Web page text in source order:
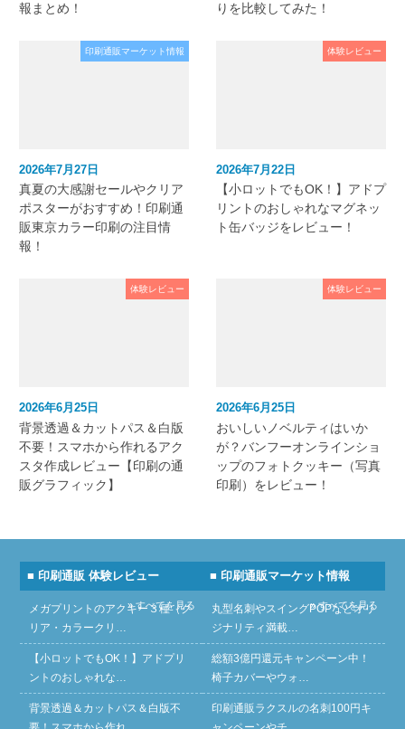
報まとめ！
りを比較してみた！
印刷通販マーケット情報
2026年7月27日
真夏の大感謝セールやクリア
ポスターがおすすめ！印刷通
販東京カラー印刷の注目情
報！
体験レビュー
2026年7月22日
【小ロットでもOK！】アドプ
リントのおしゃれなマグネッ
ト缶バッジをレビュー！
体験レビュー
2026年6月25日
背景透過＆カットパス＆白版
不要！スマホから作れるアク
スタ作成レビュー【印刷の通
販グラフィック】
体験レビュー
2026年6月25日
おいしいノベルティはいか
が？バンフーオンラインショ
ップのフォトクッキー（写真
印刷）をレビュー！
■ 印刷通販 体験レビュー
» すべてを見る
メガプリントのアクキー３種（ク
リア・カラークリ…
【小ロットでもOK！】アドプリ
ントのおしゃれな…
背景透過＆カットパス＆白版不
■ 印刷通販マーケット情報
» すべてを見る
丸型名刺やスイングPOPなどオリ
ジナリティ満載…
総額3億円還元キャンペーン中！
椅子カバーやウォ…
印刷通販ラクスルの名刺100円キ